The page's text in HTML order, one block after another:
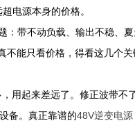
电源本身的价格。
带不动负载、输出不稳、夏
能只看价格，得看这几个关
用起来差远了。修正波带不
备。真正靠谱的48V逆变电源